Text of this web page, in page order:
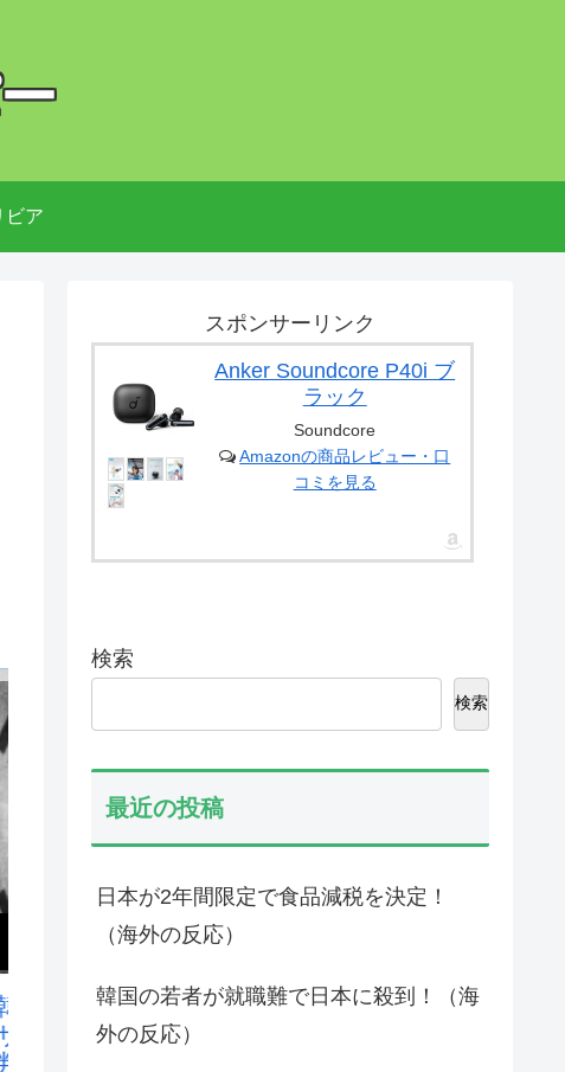
ビア
海外「先進国で日本だ
けパスポート所有率が
韓国人「意外に日
スポンサーリンク
Anker Soundcore P40i ブ
ラック
Soundcore
Amazonの商品レビュー・口
コミを見る
検索
検索
最近の投稿
日本が2年間限定で食品減税を決定！
（海外の反応）
韓国の若者が就職難で日本に殺到！（海
外の反応）